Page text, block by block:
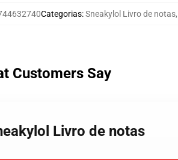
Categorias:Sneakylol Livro de notas,
Customers Say
Livro de notas